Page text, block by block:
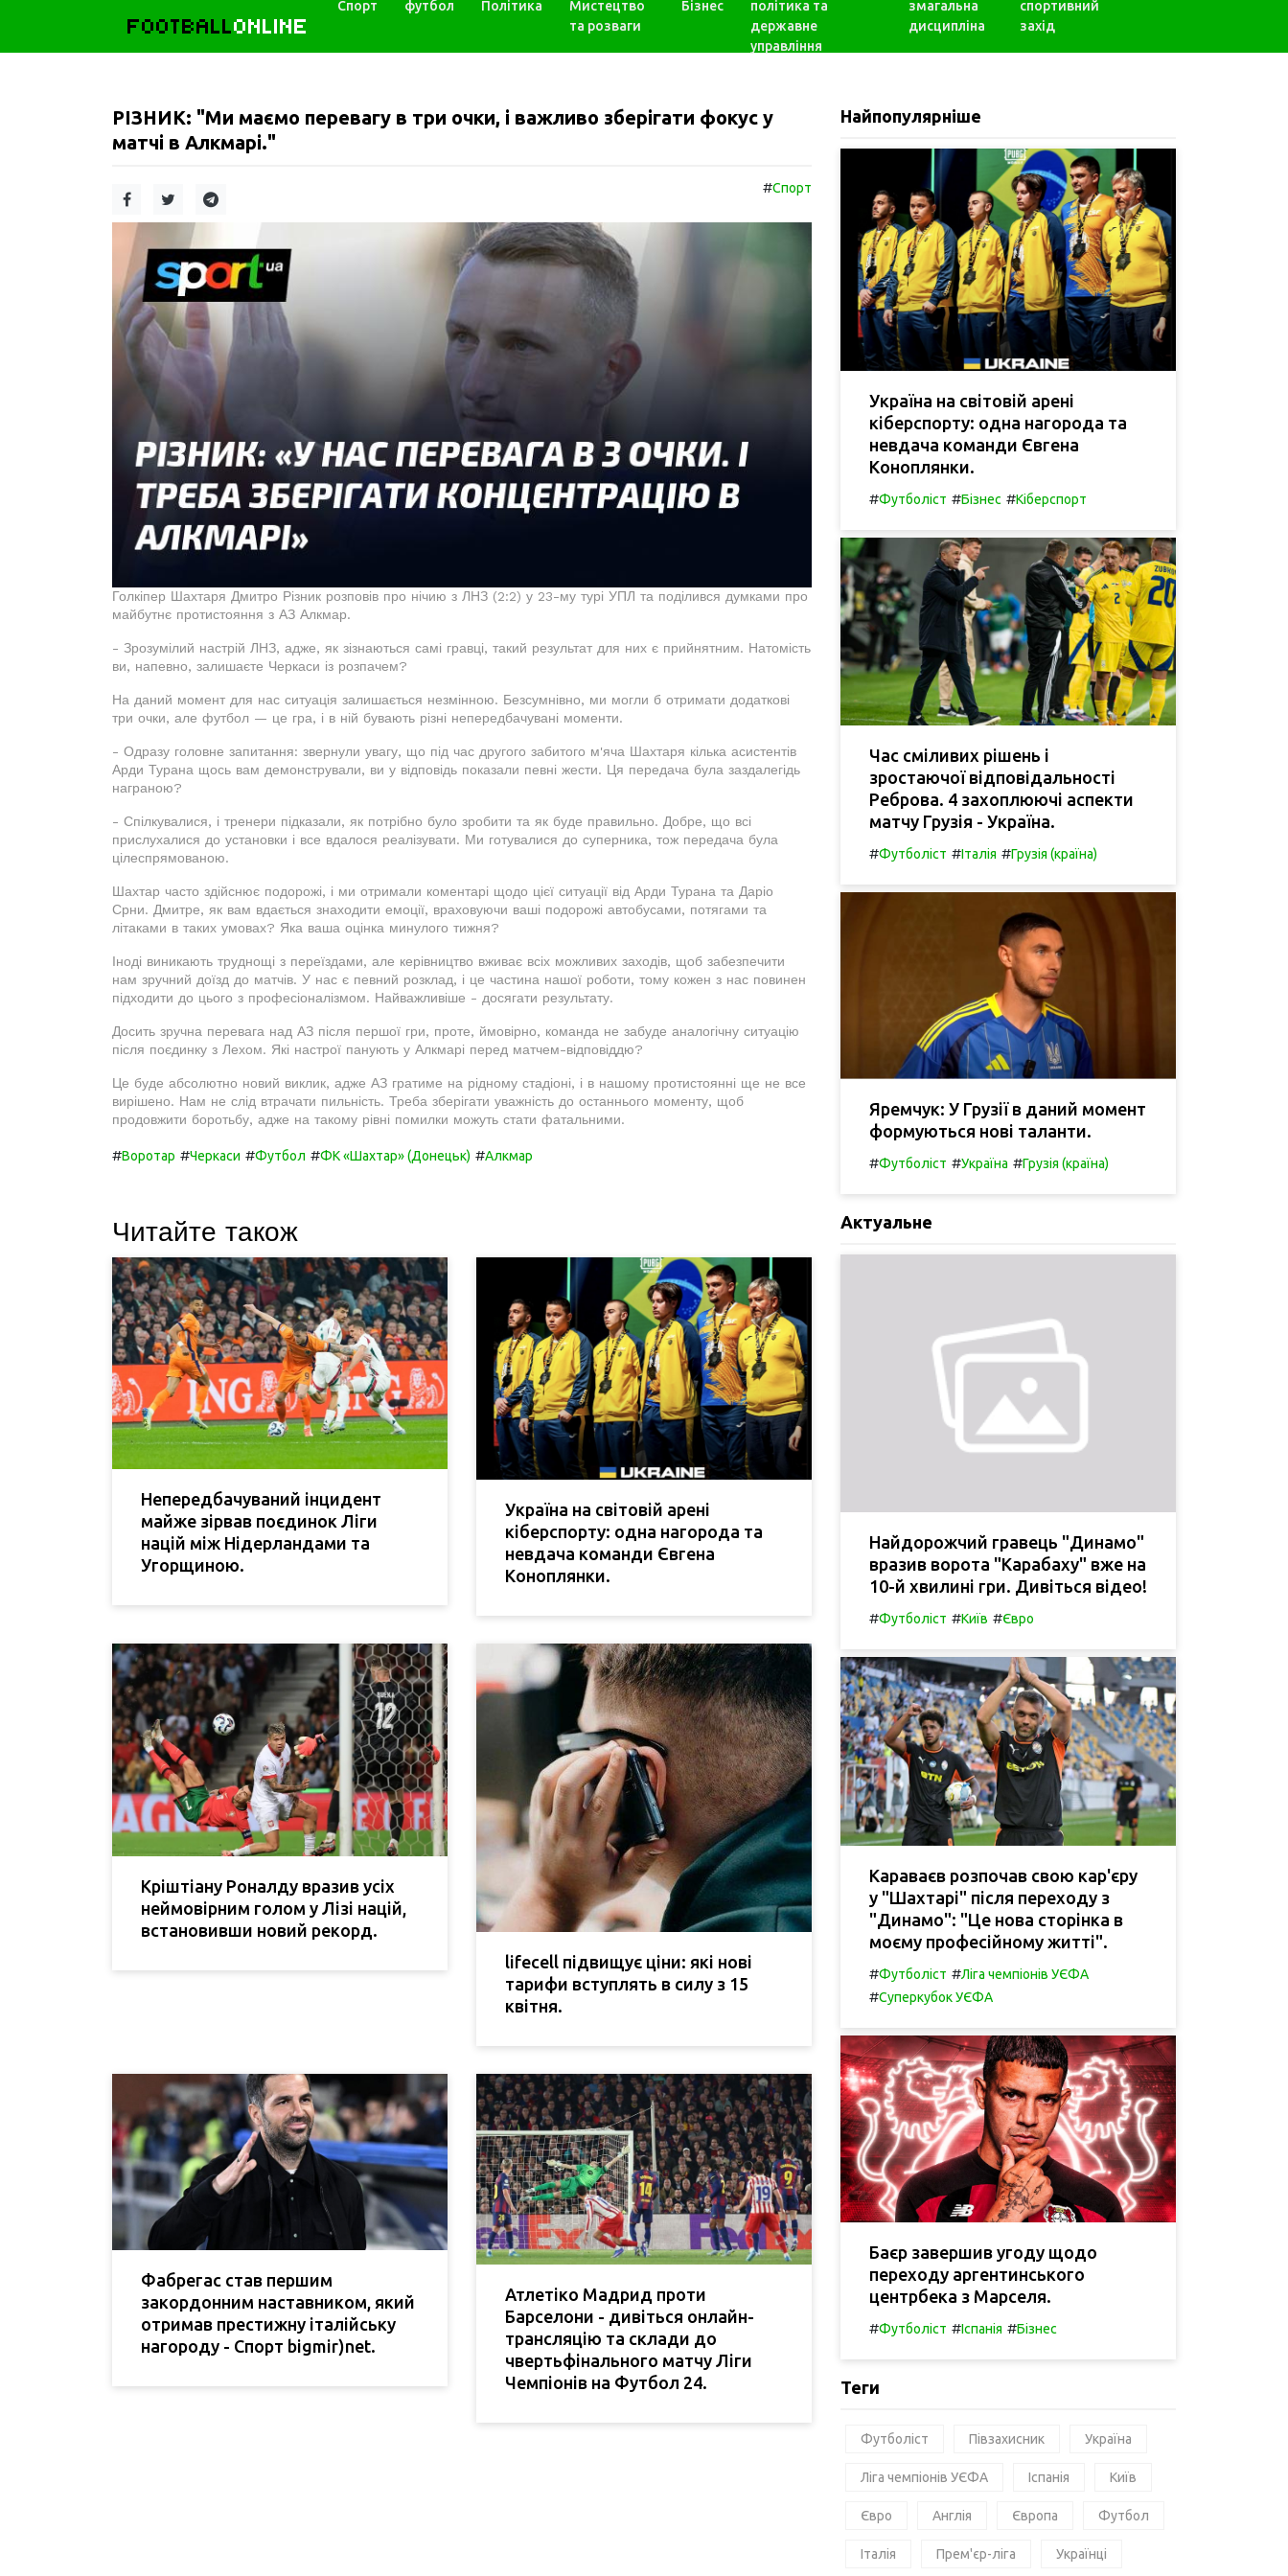
FOOTBALLONLINE
Спорт футбол Політика
Мистецтво
та розваги
Бізнес
політика та
державне
управління
змагальна
дисципліна
спортивний
захід
РІЗНИК: "Ми маємо перевагу в три очки, і важливо зберігати фокус у
матчі в Алкмарі."
#Спорт
Голкіпер Шахтаря Дмитро Різник розповів про нічию з ЛНЗ (2:2) у 23-му турі УПЛ та поділився думками про
майбутнє протистояння з АЗ Алкмар.
- Зрозумілий настрій ЛНЗ, адже, як зізнаються самі гравці, такий результат для них є прийнятним. Натомість
ви, напевно, залишаєте Черкаси із розпачем?
На даний момент для нас ситуація залишається незмінною. Безсумнівно, ми могли б отримати додаткові
три очки, але футбол — це гра, і в ній бувають різні непередбачувані моменти.
- Одразу головне запитання: звернули увагу, що під час другого забитого м'яча Шахтаря кілька асистентів
Арди Турана щось вам демонстрували, ви у відповідь показали певні жести. Ця передача була заздалегідь
награною?
- Спілкувалися, і тренери підказали, як потрібно було зробити та як буде правильно. Добре, що всі
прислухалися до установки і все вдалося реалізувати. Ми готувалися до суперника, тож передача була
цілеспрямованою.
Шахтар часто здійснює подорожі, і ми отримали коментарі щодо цієї ситуації від Арди Турана та Даріо
Срни. Дмитре, як вам вдається знаходити емоції, враховуючи ваші подорожі автобусами, потягами та
літаками в таких умовах? Яка ваша оцінка минулого тижня?
Іноді виникають труднощі з переїздами, але керівництво вживає всіх можливих заходів, щоб забезпечити
нам зручний доїзд до матчів. У нас є певний розклад, і це частина нашої роботи, тому кожен з нас повинен
підходити до цього з професіоналізмом. Найважливіше - досягати результату.
Досить зручна перевага над АЗ після першої гри, проте, ймовірно, команда не забуде аналогічну ситуацію
після поєдинку з Лехом. Які настрої панують у Алкмарі перед матчем-відповіддю?
Це буде абсолютно новий виклик, адже АЗ гратиме на рідному стадіоні, і в нашому протистоянні ще не все
вирішено. Нам не слід втрачати пильність. Треба зберігати уважність до останнього моменту, щоб
продовжити боротьбу, адже на такому рівні помилки можуть стати фатальними.
#Воротар #Черкаси #Футбол #ФК «Шахтар» (Донецьк) #Алкмар
Читайте також
Непередбачуваний інцидент
майже зірвав поєдинок Ліги
націй між Нідерландами та
Угорщиною.
Україна на світовій арені
кіберспорту: одна нагорода та
невдача команди Євгена
Коноплянки.
Кріштіану Роналду вразив усіх
неймовірним голом у Лізі націй,
встановивши новий рекорд.
lifecell підвищує ціни: які нові
тарифи вступлять в силу з 15
квітня.
Фабрегас став першим
закордонним наставником, який
отримав престижну італійську
нагороду - Спорт bigmir)net.
Атлетіко Мадрид проти
Барселони - дивіться онлайн-
трансляцію та склади до
чвертьфінального матчу Ліги
Чемпіонів на Футбол 24.
Найпопулярніше
Україна на світовій арені
кіберспорту: одна нагорода та
невдача команди Євгена
Коноплянки.
#Футболіст #Бізнес #Кіберспорт
Час сміливих рішень і
зростаючої відповідальності
Реброва. 4 захоплюючі аспекти
матчу Грузія - Україна.
#Футболіст #Італія #Грузія (країна)
Яремчук: У Грузії в даний момент
формуються нові таланти.
#Футболіст #Україна #Грузія (країна)
Актуальне
Найдорожчий гравець "Динамо"
вразив ворота "Карабаху" вже на
10-й хвилині гри. Дивіться відео!
#Футболіст #Київ #Євро
Караваєв розпочав свою кар'єру
у "Шахтарі" після переходу з
"Динамо": "Це нова сторінка в
моєму професійному житті".
#Футболіст #Ліга чемпіонів УЄФА
#Суперкубок УЄФА
Баєр завершив угоду щодо
переходу аргентинського
центрбека з Марселя.
#Футболіст #Іспанія #Бізнес
Теги
Футболіст Півзахисник Україна
Ліга чемпіонів УЄФА Іспанія Київ
Євро Англія Європа Футбол
Італія Прем'єр-ліга Українці